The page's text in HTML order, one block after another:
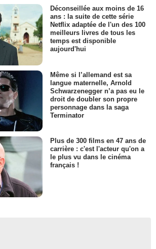
Déconseillée aux moins de 16
ans : la suite de cette série
Netflix adaptée de l'un des 100
meilleurs livres de tous les
temps est disponible
aujourd'hui
Même si l’allemand est sa
langue maternelle, Arnold
Schwarzenegger n’a pas eu le
droit de doubler son propre
personnage dans la saga
Terminator
Plus de 300 films en 47 ans de
carrière : c'est l'acteur qu'on a
le plus vu dans le cinéma
français !